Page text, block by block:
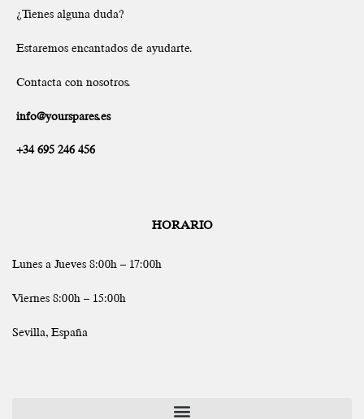
¿Tienes alguna duda?
Estaremos encantados de ayudarte.
Contacta con nosotros.
info@yourspares.es
+34 695 246 456
HORARIO
Lunes a Jueves 8:00h – 17:00h
Viernes 8:00h – 15:00h
Sevilla, España